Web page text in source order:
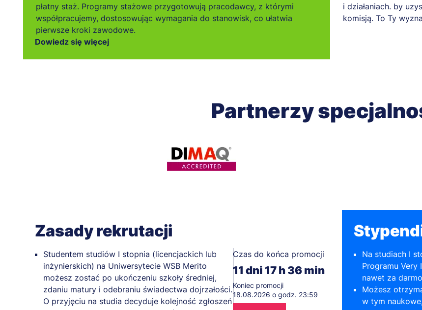
płatny staż. Programy stażowe przygotowują pracodawcy, z którymi
współpracujemy, dostosowując wymagania do stanowisk, co ułatwia
pierwsze kroki zawodowe.
Dowiedz się więcej
i działaniach. by
komisją. To Ty
Partnerzy
Zasady rekrutacji
Studentem studiów I stopnia (licencjackich lub
inżynierskich) na Uniwersytecie WSB Merito
możesz zostać po ukończeniu szkoły średniej,
zdaniu matury i odebraniu świadectwa dojrzałości.
O przyjęciu na studia decyduje kolejność zgłoszeń
Czas do końca promocji
11 dni 17h36min
Koniec promocji
18.08.2026 o godz. 23:59
Na studiach I
Programu
nawet za
Możesz
w tym